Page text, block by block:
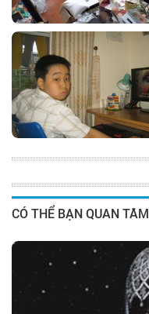
CÓ THỂ BẠN QUAN TÂM